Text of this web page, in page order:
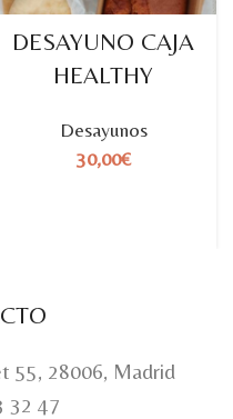
DESAYUNO CAJA
HEALTHY
Desayunos
30,00€
55, 28006, Madrid
32 47